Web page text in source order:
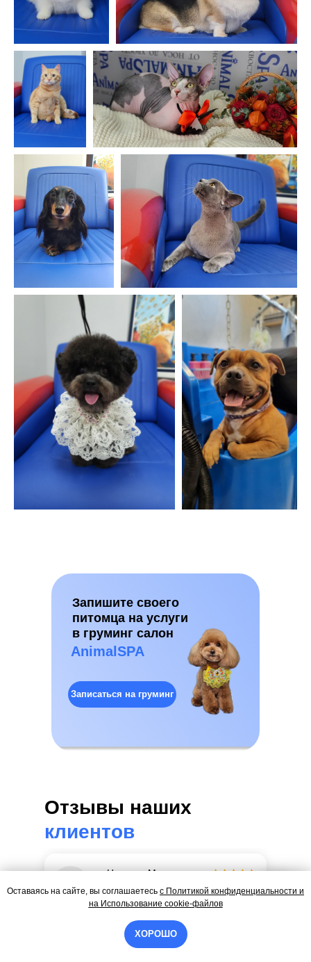
Записаться на груминг
AnimalSPA
Запишите своего
питомца на услуги
в груминг салон
Отзывы наших
клиентов
Наталья М.
14.01.2026
Оценка5 /5
Ездим сюда уже больше года. Нравится, что
мастера всегда объясняют, какие процедуры
Оставаясь на сайте, вы соглашаетесь с Политикой конфиденциальности и
наИспользование cookie-файлов
ХОРОШО
Контакты